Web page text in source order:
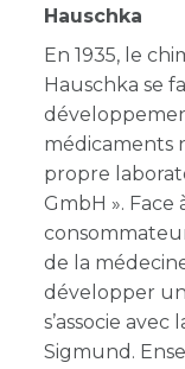
Hauschka
En 1935, le
Hauschka se
médicaments
propre
GmbH ». Face
de la
développer
s’associe
Sigmund.